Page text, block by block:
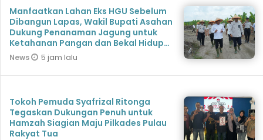
Manfaatkan Lahan Eks HGU Sebelum
Dibangun Lapas, Wakil Bupati Asahan
Dukung Penanaman Jagung untuk
Ketahanan Pangan dan Bekal Hidup
Warga Binaan
News 5 jam lalu
Tokoh Pemuda Syafrizal Ritonga
Tegaskan Dukungan Penuh untuk
Hamzah Siagian Maju Pilkades Pulau
Rakyat Tua